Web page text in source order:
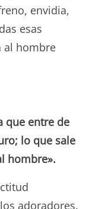
envidia,
esas
al hombre
que entre de
lo que sale
hombre».
adoradores.